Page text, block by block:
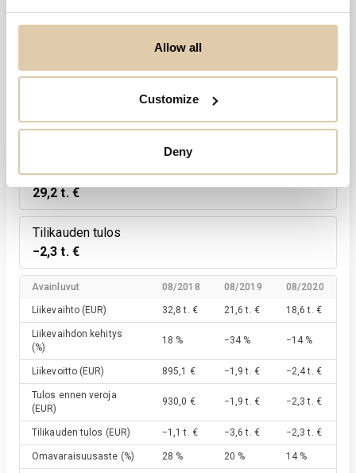
Allow all
Customize
Deny
2020
Tase yht.
29,2 t. €
Tilikauden tulos
−2,3 t. €
Avainluvut 08/2018 08/2019 08/2020
Liikevaihto (EUR) 32,8 t. € 21,6 t. € 18,6 t. €
Liikevaihdon kehitys
(%)
18 % −34 % −14 %
Liikevoitto (EUR) 895,1 € −1,9 t. € −2,4 t. €
Tulos ennen veroja
(EUR)
930,0 € −1,9 t. € −2,3 t. €
Tilikauden tulos (EUR) −1,1 t. € −3,6 t. € −2,3 t. €
Omavaraisuusaste (%) 28 % 20 % 14 %